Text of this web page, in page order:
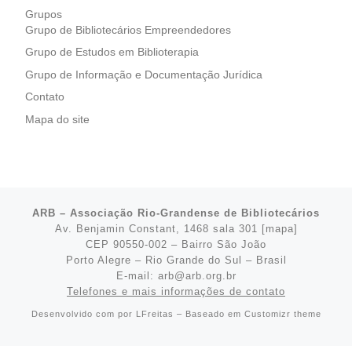
Grupos
Grupo de Bibliotecários Empreendedores
Grupo de Estudos em Biblioterapia
Grupo de Informação e Documentação Jurídica
Contato
Mapa do site
ARB – Associação Rio-Grandense de Bibliotecários
Av. Benjamin Constant, 1468 sala 301 [mapa]
CEP 90550-002 – Bairro São João
Porto Alegre – Rio Grande do Sul – Brasil
E-mail: arb@arb.org.br
Telefones e mais informações de contato
Desenvolvido com por LFreitas – Baseado em Customizr theme